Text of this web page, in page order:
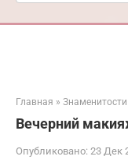
Главная » Знаменитости
Вечерний
Опубликовано: 23 Дек